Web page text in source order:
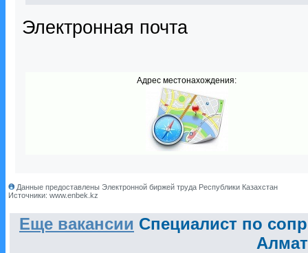
Электронная почта
Адрес местонахождения:
Данные предоставлены Электронной биржей труда Республики Казахстан
Источники: www.enbek.kz
Еще вакансии Специалист по